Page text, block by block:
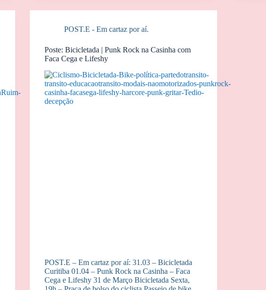
POST.E - Em cartaz por aí.
Poste: Bicicletada | Punk Rock na Casinha com
Faca Cega e Lifeshy
POST.E – Em cartaz por aí: 31.03 – Bicicletada
Curitiba 01.04 – Punk Rock na Casinha – Faca
Cega e Lifeshy 31 de Março Bicicletada Sexta,